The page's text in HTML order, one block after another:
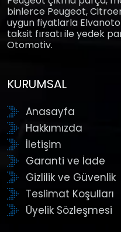
binlerce Peugeot,
uygun fiyatlarla
taksit fırsatı ile yedek
Otomotiv.
KURUMSAL
Anasayfa
Hakkımızda
İletişim
Garanti ve İade
Gizlilik ve Güvenlik
Teslimat Koşulları
Üyelik Sözleşmesi